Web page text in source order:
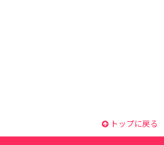
トップに戻る